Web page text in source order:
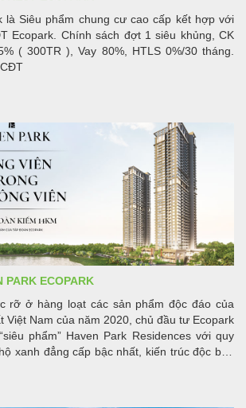
là Siêu phẩm chung cư cao cấp kết hợp với
Ecopark. Chính sách đợt 1 siêu khủng, CK
( 300TR ), Vay 80%, HTLS 0%/30 tháng.
PARK ECOPARK
rỡ ở hàng loạt các sản phẩm độc đáo của
Việt Nam của năm 2020, chủ đầu tư Ecopark
phẩm” Haven Park Residences với quy
xanh đẳng cấp bậc nhất, kiến trúc độc bản
vị trí đắc địa trên cung đường Vịnh Đảo,